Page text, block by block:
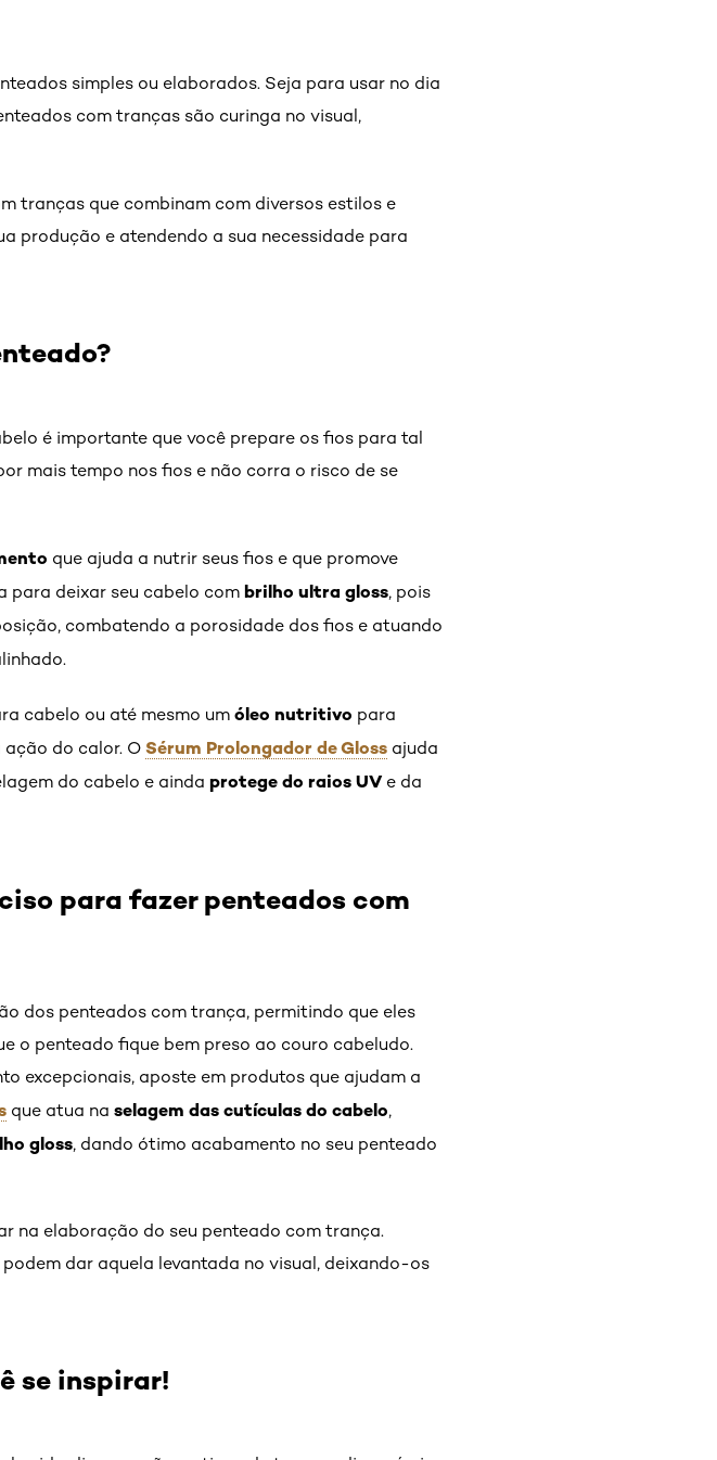
simples ou elaborados. Seja para usar no dia
com tranças são curinga no visual,
tranças que combinam com diversos estilos e
produção e atendendo a sua necessidade para
é importante que você prepare os fios para tal
mais tempo nos fios e não corra o risco de se
que ajuda a nutrir seus fios e que promove
para deixar seu cabelo com brilho ultra gloss, pois
combatendo a porosidade dos fios e atuando
cabelo ou até mesmo um óleo nutritivo para
do calor. O Sérum Prolongador de Gloss ajuda
do cabelo e ainda protege do raios UVe da
para fazer penteados com
dos penteados com trança, permitindo que eles
o penteado fique bem preso ao couro cabeludo.
excepcionais, aposte em produtos que ajudam a
que atua na selagem das cutículas do cabelo,
gloss, dando ótimo acabamento no seu penteado
na elaboração do seu penteado com trança.
dar aquela levantada no visual, deixando-os
se inspirar!